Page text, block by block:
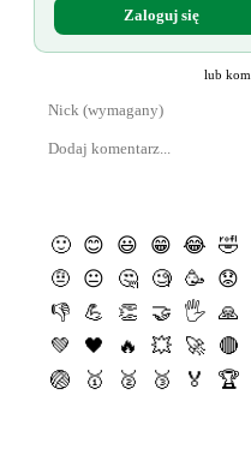
Zaloguj się
lub
🙂 😊 😃 😁 😂 🤣
🤨
😐 🤔 🧐 🥳 😟
👎
💪 👏 🤝 🖐 🙏
💚
🖤 🔥 💥 🚀 🔴
🏐
🥇 🥈 🥉 🏅 🏆